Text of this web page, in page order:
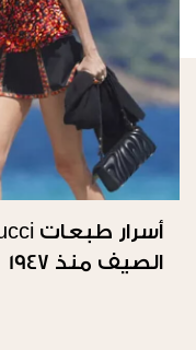
الصيف منذ 1947